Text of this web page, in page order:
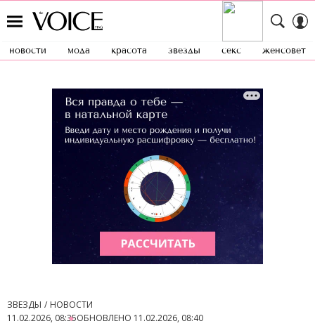
новости мода красота звезды секс женсовет
ЗВЕЗДЫ
НОВОСТИ
11.02.2026, 08:35ОБНОВЛЕНО 11.02.2026, 08:40